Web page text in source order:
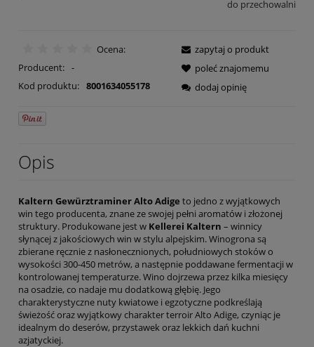
do przechowalni
Ocena:
Producent: -
Kod produktu: 8001634055178
zapytaj o produkt
poleć znajomemu
dodaj opinię
Opis
Kaltern Gewürztraminer Alto Adige to jedno z wyjątkowych
win tego producenta, znane ze swojej pełni aromatów i złożonej
struktury. Produkowane jest w Kellerei Kaltern – winnicy
słynącej z jakościowych win w stylu alpejskim. Winogrona są
zbierane ręcznie z nasłonecznionych, południowych stoków o
wysokości 300-450 metrów, a następnie poddawane fermentacji w
kontrolowanej temperaturze. Wino dojrzewa przez kilka miesięcy
na osadzie, co nadaje mu dodatkową głębię. Jego
charakterystyczne nuty kwiatowe i egzotyczne podkreślają
świeżość oraz wyjątkowy charakter terroir Alto Adige, czyniąc je
idealnym do deserów, przystawek oraz lekkich dań kuchni
azjatyckiej.